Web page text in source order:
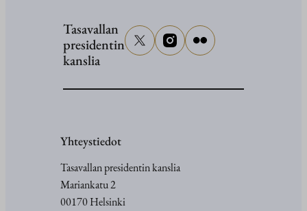
Tasavallan
presidentin
kanslia
Yhteystiedot
Tasavallan presidentin kanslia
Mariankatu 2
00170 Helsinki